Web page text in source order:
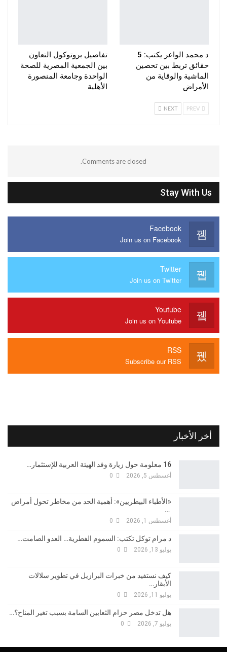
د محمد الواعر يكتب: 5
حقائق تربط بين تحصين
الماشية والوقاية من
الأمراض
تفاصيل بروتوكول التعاون
بين الجمعية المصرية للصحة
الواحدة وجامعة المنصورة
الأهلية
NEXT
Comments are closed.
Stay With Us
Facebook
Join us on Facebook
Twitter
Join us on Twitter
Youtube
Join us on Youtube
RSS
Subscribe our RSS
أخر الأخبار
16 معلومة حول زيارة وفد الهيئة العربية للإستثمار…
أغسطس 5, 2026
«الأطباء البيطريين»: أهمية الحد من مخاطر تحول أمراض
…
أغسطس 1, 2026
د مرام توكل تكتب: السموم الفطرية… العدو الصامت…
يوليو 13, 2026
كيف نستفيد من خبرات البرازيل في تطوير سلالات
الأبقار…
يوليو 11, 2026
هل تدخل مصر حزام الثعابين السامة بسبب تغير المناخ؟…
يوليو 7, 2026